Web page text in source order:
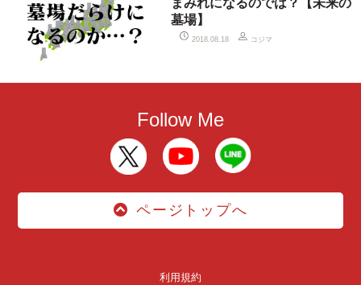
まみれになるのでは？【未来の
墓場】
2018.08.18 コジマ
Follow Me
ページトップへ
利用規約